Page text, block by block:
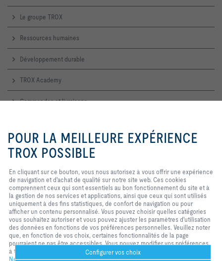
Le groupe TROX
Ressources humaines
Développement durable
TROX Academy
Commandes et livraisons
Contactez-nous
Accueil, contact commercial et technique
TROX SUR LES RÉSEAUX SOCIAUX
Home Contacts Imprint
Conditions de livraison et de paiement
Confidentialité
nous autorisez à vous offrir une
expérience de navigation et
d'achat de qualité sur notre site
web. Ces cookies comprennent
fonctionnement du site et au
contrôle de nos services et
applications, ainsi que ceux qui
sont utilisés uniquement à des
fins statistiques, pour des
paramètres de commodité ou pour
afficher un contenu personnalisé.
Vous pouvez décider quelles
catégories vous souhaitez
autoriser et vous pouvez ajuster
les paramètres d'utilisation des
POUR LA MEILLEURE EXPÉRIENCE
TROX POSSIBLE
En cliquant sur ce bouton, vous nous autorisez à vous offrir une expérience
de navigation et d'achat de qualité sur notre site web. Ces cookies
comprennent ceux qui sont essentiels au bon fonctionnement du site et à
la gestion de nos services et applications, ainsi que ceux qui sont utilisés
uniquement à des fins statistiques, de confort de navigation ou pour
afficher un contenu personnalisé. Vous pouvez choisir quelles catégories
vous souhaitez autoriser et vous pouvez ajuster les paramètres d'utilisation
des données en fonctions de vos préférences personnelles. Veuillez noter
que, en fonction de vos choix, certaines fonctionnalités de la page
pourraient ne pas être accessibles. Vous pouvez modifier vos préférences
à tout moment.
Notre politique de confidentialité
Configurer vos choix